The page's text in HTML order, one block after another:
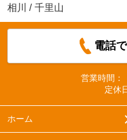
相川
/ 千里山
電話
営業時間：
定休
ホーム